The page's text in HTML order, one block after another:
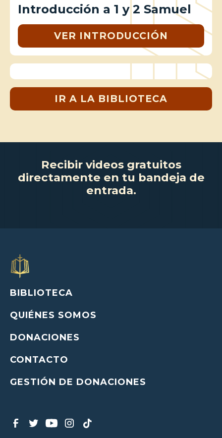
Introducción a 1 y 2 Samuel
VER INTRODUCCIÓN
IR A LA BIBLIOTECA
Recibir videos gratuitos
directamente en tu bandeja de
entrada.
BIBLIOTECA
QUIÉNES SOMOS
DONACIONES
CONTACTO
GESTIÓN DE DONACIONES